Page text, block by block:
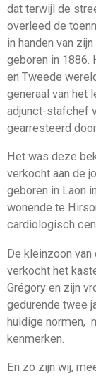
dat terwijl de
overleed de
in handen van
geboren in 1886.
en Tweede
generaal van het
adjunct-stafchef
gearresteerd
Het was deze
verkocht aan de
geboren in Laon
wonende te
cardiologisch
De kleinzoon
verkocht het
Grégory en zijn
gedurende twee
huidige normen,
kenmerken.
En zo zijn wij,